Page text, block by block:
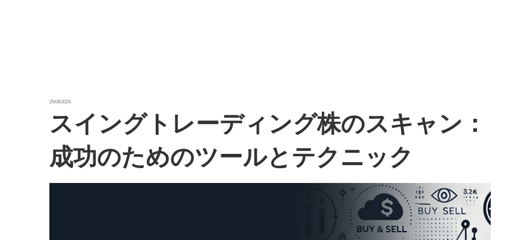
25/08/2024
スイングトレーディング株のスキャン：
成功のためのツールとテクニック